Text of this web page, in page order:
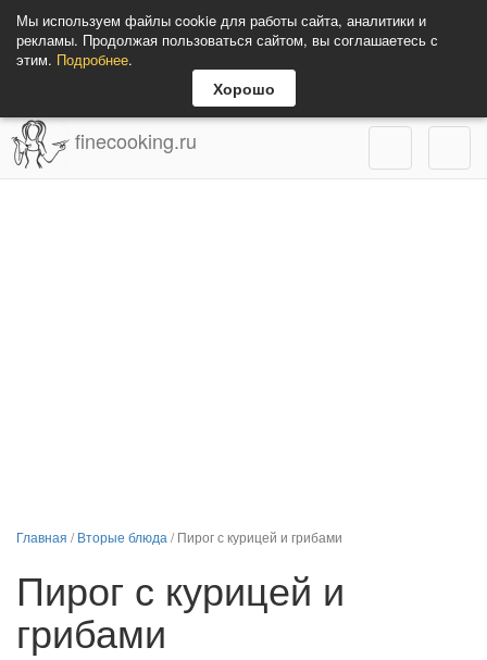
Мы используем файлы cookie для работы сайта, аналитики и
рекламы. Продолжая пользоваться сайтом, вы соглашаетесь с
этим. Подробнее.
Хорошо
finecooking.ru
Главная /Вторые блюда /Пирог с курицей и грибами
Пирог с курицей и
грибами